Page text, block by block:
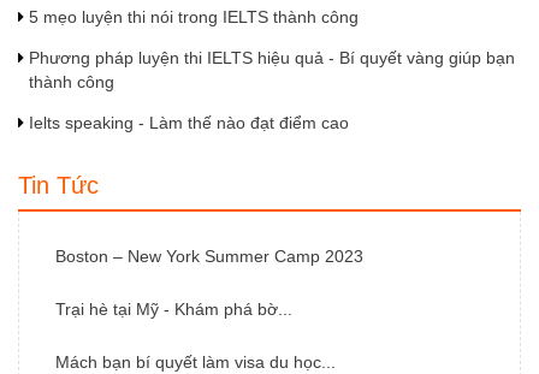
5 mẹo luyện thi nói trong IELTS thành công
Phương pháp luyện thi IELTS hiệu quả - Bí quyết vàng giúp bạn
thành công
Ielts speaking - Làm thế nào đạt điểm cao
Tin Tức
Boston – New York Summer Camp 2023
Trại hè tại Mỹ - Khám phá bờ...
Mách bạn bí quyết làm visa du học...